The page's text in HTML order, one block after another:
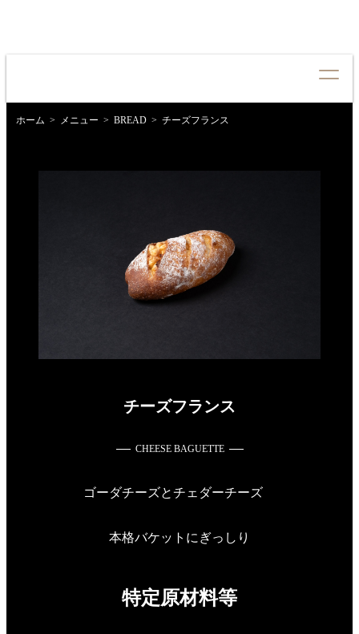
メニューMENU
お知らせNEWS
ホーム メニュー BREAD チーズフランス
チーズフランス
CHEESE BAGUETTE
ゴーダチーズとチェダーチーズ
本格バケットにぎっしり
特定原材料等